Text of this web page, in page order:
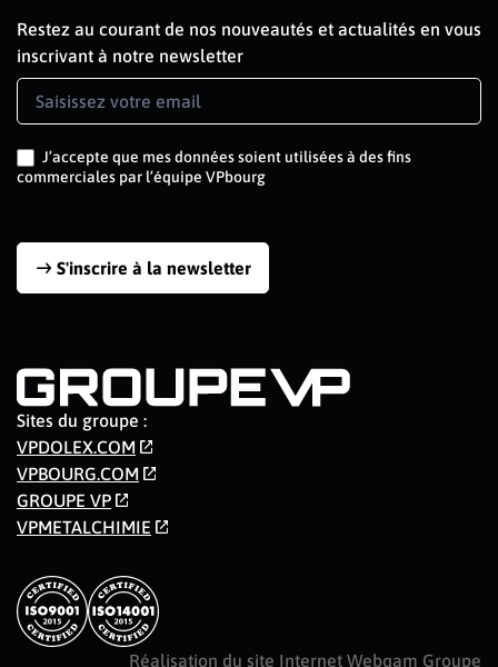
Restez au courant de nos nouveautés et actualités en vous
inscrivant à notre newsletter
Newsletter
Signup
J’accepte que mes données soient utilisées à des fins
commerciales par l’équipe VPbourg
S'inscrire à la newsletter
Sites du groupe :
VPDOLEX.COM
VPBOURG.COM
GROUPE VP
VPMETALCHIMIE
Réalisation du site Internet Webqam Groupe